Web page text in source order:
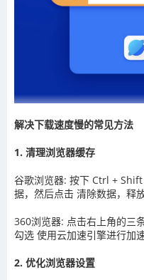
解决下载速度慢的常见方法
1. 清理浏览器缓存
谷歌浏览器: 按下 Ctrl +
据，然后点击 清除数据，释
360浏览器: 点击右上角的三
勾选 使用云加速引擎进行加
2. 优化浏览器设置